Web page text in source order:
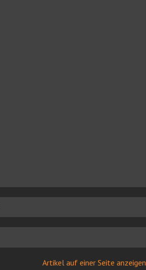
Artikel auf einer Seite anzeigen